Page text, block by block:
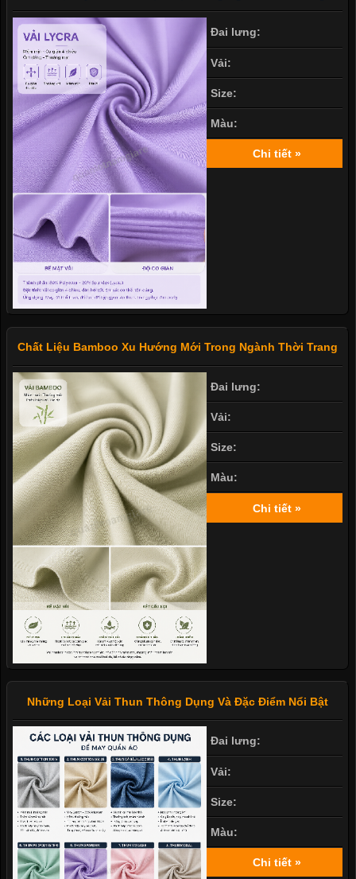
Đai lưng:
Vải:
Size:
Màu:
Chi tiết »
Chất Liệu Bamboo Xu Hướng Mới Trong Ngành Thời Trang
Đai lưng:
Vải:
Size:
Màu:
Chi tiết »
Những Loại Vải Thun Thông Dụng Và Đặc Điểm Nổi Bật
Đai lưng:
Vải:
Size:
Màu:
Chi tiết »